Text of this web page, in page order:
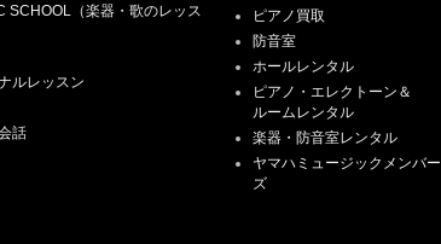
SCHOOL（楽器・歌のレッス
ルレッスン
話
ピアノ買取
防音室
ホールレンタル
ピアノ・エレクトーン＆
ルームレンタル
楽器・防音室レンタル
ヤマハミュージックメンバー
ズ